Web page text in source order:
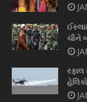
ચીને
રફાલ